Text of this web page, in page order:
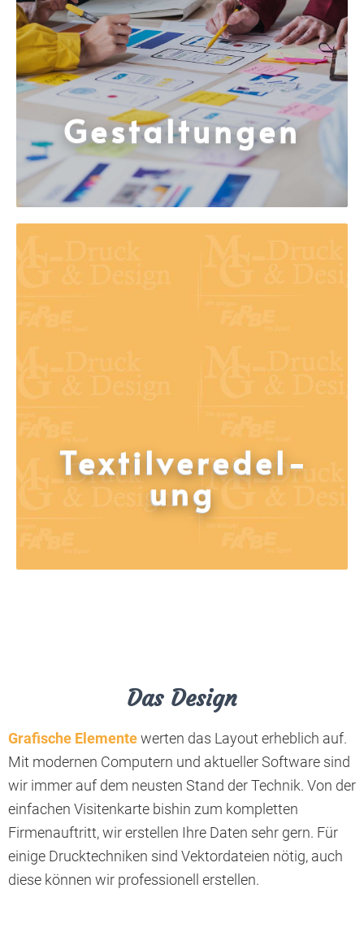
Ge­stal­tung­en
Tex­til­ver­edel­
ung
Das Design
Grafische Elementewerten das Layout erheblich auf.
Mit modernen Computern und aktueller Software sind
wir immer auf dem neusten Stand der Technik. Von der
einfachen Visitenkarte bishin zum kompletten
Firmenauftritt, wir erstellen Ihre Daten sehr gern. Für
einige Drucktechniken sind Vektordateien nötig, auch
diese können wir professionell erstellen.